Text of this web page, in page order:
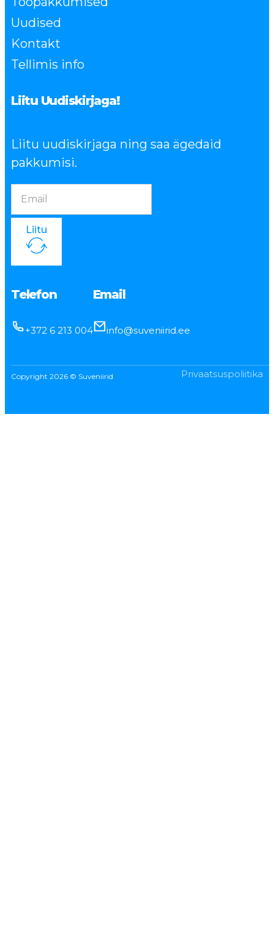
Uudised
Kontakt
Tellimis info
Liitu Uudiskirjaga!
Liitu uudiskirjaga ning saa ägedaid
pakkumisi.
Liitu
Telefon
+372 6 213 004
Email
info@suveniirid.ee
Copyright 2026 © Suveniirid Privaatsuspoliitika